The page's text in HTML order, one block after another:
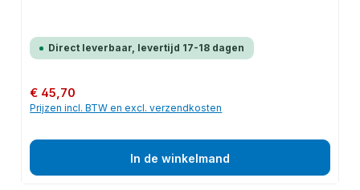
Direct leverbaar, levertijd 17-18 dagen
Normale prijs:
€ 45,70
Prijzen incl. BTW en excl. verzendkosten
In de winkelmand